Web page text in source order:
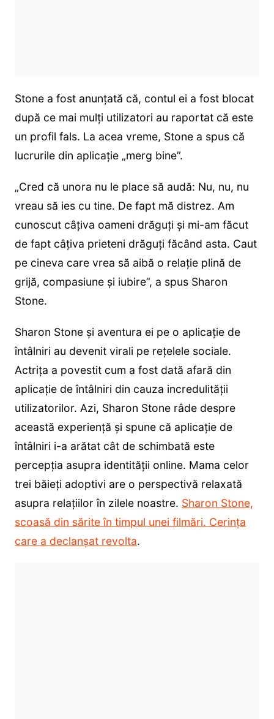
Stone a fost anunțată că, contul ei a fost blocat
după ce mai mulți utilizatori au raportat că este
un profil fals. La acea vreme, Stone a spus că
lucrurile din aplicație „merg bine”.
„Cred că unora nu le place să audă: Nu, nu, nu
vreau să ies cu tine. De fapt mă distrez. Am
cunoscut câțiva oameni drăguți și mi-am făcut
de fapt câțiva prieteni drăguți făcând asta. Caut
pe cineva care vrea să aibă o relație plină de
grijă, compasiune și iubire”, a spus Sharon
Stone.
Sharon Stone și aventura ei pe o aplicație de
întâlniri au devenit virali pe rețelele sociale.
Actrița a povestit cum a fost dată afară din
aplicație de întâlniri din cauza incredulității
utilizatorilor. Azi, Sharon Stone râde despre
această experiență și spune că aplicație de
întâlniri i-a arătat cât de schimbată este
percepția asupra identității online. Mama celor
trei băieți adoptivi are o perspectivă relaxată
asupra relațiilor în zilele noastre. Sharon Stone,
scoasă din sărite în timpul unei filmări. Cerința
care a declanșat revolta.